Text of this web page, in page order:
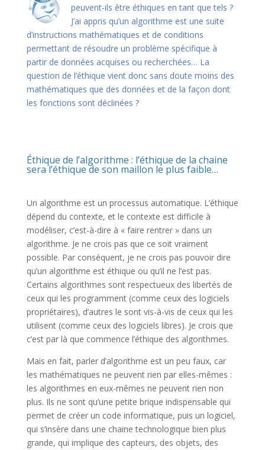
peuvent-ils être éthiques en tant que tels ?
J’ai appris qu’un algorithme est une suite
d’instructions mathématiques et de conditions
permettant de résoudre un problème spécifique à
partir de données acquises ou recherchées… La
question de l’éthique vient donc sans doute moins des
mathématiques que des données et de la façon dont
les fonctions sont déclinées ?
Éthique de l’algorithme : l’éthique de la chaine
sera l’éthique de son maillon le plus faible…
Un algorithme est un processus automatique. L’éthique
dépend du contexte, et le contexte est difficile à
modéliser, c’est-à-dire à « faire rentrer » dans un
algorithme. Je ne crois pas que ce soit vraiment
possible. Par conséquent, je ne crois pas pouvoir dire
qu’un algorithme est éthique ou qu’il ne l’est pas.
Certains algorithmes sont respectueux des libertés de
ceux qui les programment (comme ceux des logiciels
propriétaires), d’autres le sont vis-à-vis de ceux qui les
utilisent (comme ceux des logiciels libres). Je crois que
c’est par là que commence l’éthique des algorithmes.
Mais en fait, parler d’algorithme est un peu faux, car
les mathématiques ne peuvent rien par elles-mêmes :
les algorithmes en eux-mêmes ne peuvent rien non
plus. Ils ne sont qu’une petite brique indispensable qui
permet de créer un code informatique, puis un logiciel,
qui s’insère dans une chaine technologique bien plus
grande, qui implique des capteurs, des objets, des